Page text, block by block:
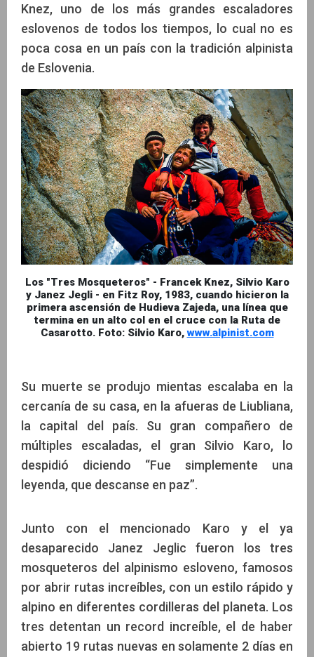
Marcelo Espejo
Knez, uno de los más grandes escaladores
eslovenos de todos los tiempos, lo cual no es
poca cosa en un país con la tradición alpinista
de Eslovenia.
Los "Tres Mosqueteros" - Francek Knez, Silvio Karo
y Janez Jegli - en Fitz Roy, 1983, cuando hicieron la
primera ascensión de Hudieva Zajeda, una línea que
termina en un alto col en el cruce con la Ruta de
Casarotto. Foto: Silvio Karo,www.alpinist.com
Su muerte se produjo mientas escalaba en la
cercanía de su casa, en la afueras de Liubliana,
la capital del país. Su gran compañero de
múltiples escaladas, el gran Silvio Karo, lo
despidió diciendo “Fue simplemente una
leyenda, que descanse en paz”.
Junto con el mencionado Karo y el ya
desaparecido Janez Jeglic fueron los tres
mosqueteros del alpinismo esloveno, famosos
por abrir rutas increíbles, con un estilo rápido y
alpino en diferentes cordilleras del planeta. Los
tres detentan un record increíble, el de haber
abierto 19 rutas nuevas en solamente 2 días en